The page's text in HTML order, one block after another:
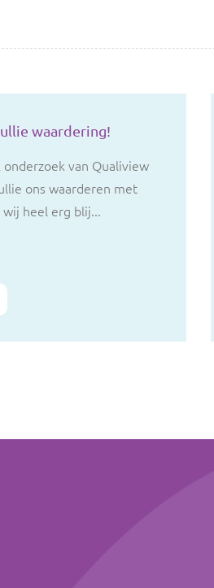
waardering!
van Qualiview
ons waarderen met
heel erg blij...